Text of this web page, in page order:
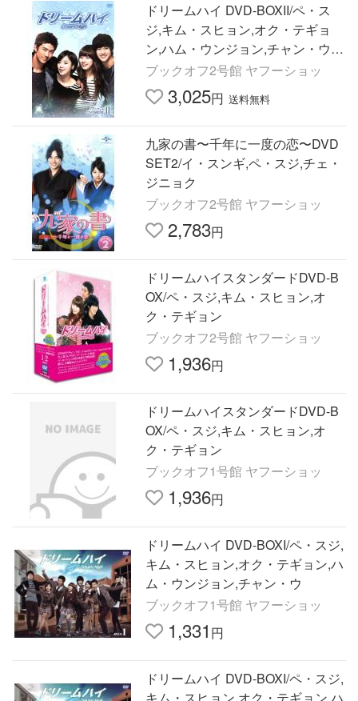
ドリームハイ DVD-BOXII/ペ・ス
ジ,キム・スヒョン,オク・テギョ
ン,ハム・ウンジョン,チャン・ウヨ
ン,
ブックオフ2号館 ヤフーショッ
3,025円 送料無料
九家の書〜千年に一度の恋〜DVD
SET2/イ・スンギ,ペ・スジ,チェ・
ジニョク
ブックオフ2号館 ヤフーショッ
2,783円
ドリームハイスタンダードDVD-B
OX/ペ・スジ,キム・スヒョン,オ
ク・テギョン
ブックオフ2号館 ヤフーショッ
1,936円
ドリームハイスタンダードDVD-B
OX/ペ・スジ,キム・スヒョン,オ
ク・テギョン
ブックオフ1号館 ヤフーショッ
1,936円
ドリームハイ DVD-BOXI/ペ・スジ,
キム・スヒョン,オク・テギョン,ハ
ム・ウンジョン,チャン・ウ
ブックオフ1号館 ヤフーショッ
1,331 円
ドリームハイ DVD-BOXI/ペ・スジ,